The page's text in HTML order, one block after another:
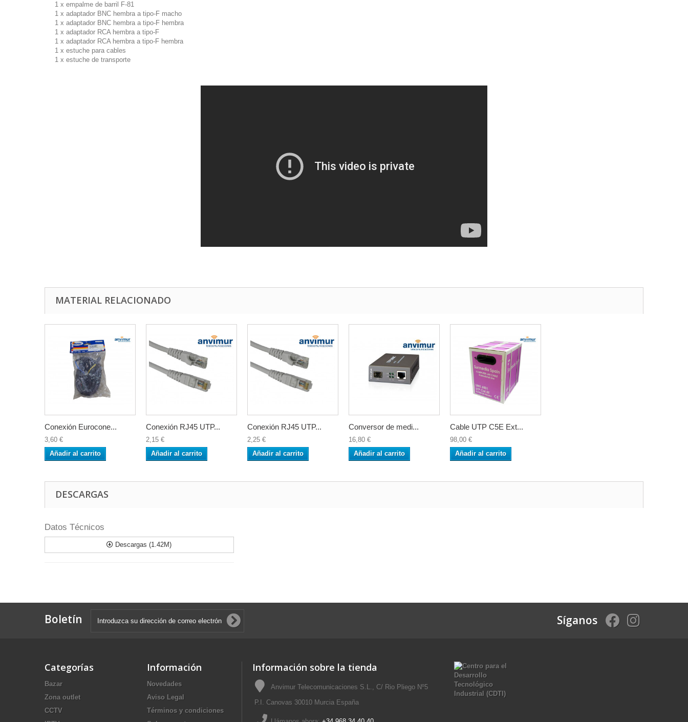
1 x empalme de barril F-81
1 x adaptador BNC hembra a tipo-F macho
1 x adaptador BNC hembra a tipo-F hembra
1 x adaptador RCA hembra a tipo-F
1 x adaptador RCA hembra a tipo-F hembra
1 x estuche para cables
1 x estuche de transporte
MATERIAL RELACIONADO
Conexión Eurocone...
3,60 €
Añadir al carrito
Conexión RJ45 UTP...
2,15 €
Añadir al carrito
Conexión RJ45 UTP...
2,25 €
Añadir al carrito
Conversor de medi...
16,80 €
Añadir al carrito
Cable UTP C5E Ext...
98,00 €
Añadir al carrito
DESCARGAS
Datos Técnicos
Descargas (1.42M)
Boletín Síganos
Categorías
Bazar
Zona outlet
CCTV
Información
Novedades
Aviso Legal
Términos y condiciones
Información sobre la tienda
Anvimur Telecomunicaciones S.L., C/ Rio Pliego Nº5
P.I. Canovas 30010 Murcia España